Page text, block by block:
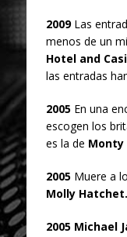
2009Las
menos de un
Hotel and
las entradas
2005En una
escogen los
es la de Monty
2005Muere a
Molly Hatchet.
2005 Michael